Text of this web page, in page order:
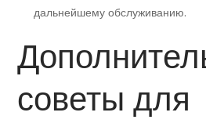
дальнейшему обслуживанию.
советы для